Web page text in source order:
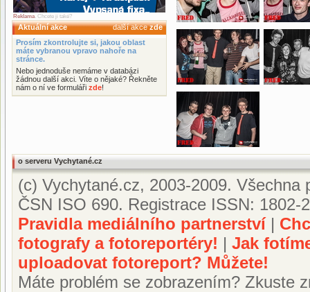
Reklama. Chcete ji také?
Aktuální akce další akcezde
Prosím zkontrolujte si, jakou oblast
máte vybranou vpravo nahoře na
stránce.
Nebo jednoduše nemáme v databázi
žádnou další akci. Víte o nějaké? Řekněte
nám o ní ve formuláři zde!
o serveru Vychytané.cz
(c) Vychytané.cz, 2003-2009.
ČSN ISO 690. Registrace ISSN: 1802-
Pravidla mediálního partnerství|
fotografy a fotoreportéry! | Jak
uploadovat fotoreport? Můžete!
Máte problém se zobrazením? Zkuste